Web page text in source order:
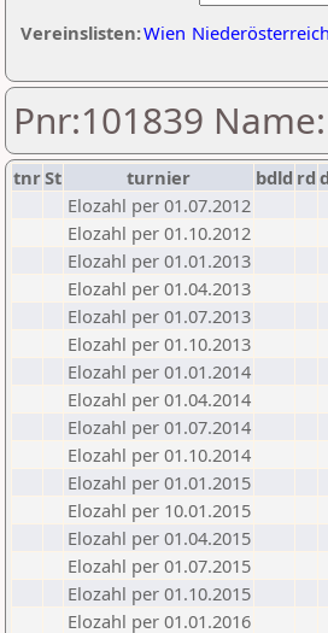
Vereinslisten:Wien Niederösterreich
Pnr:101839
tnrSt turnier bdld rd
Elozahl per 01.07.2012
Elozahl per 01.10.2012
Elozahl per 01.01.2013
Elozahl per 01.04.2013
Elozahl per 01.07.2013
Elozahl per 01.10.2013
Elozahl per 01.01.2014
Elozahl per 01.04.2014
Elozahl per 01.07.2014
Elozahl per 01.10.2014
Elozahl per 01.01.2015
Elozahl per 10.01.2015
Elozahl per 01.04.2015
Elozahl per 01.07.2015
Elozahl per 01.10.2015
Elozahl per 01.01.2016